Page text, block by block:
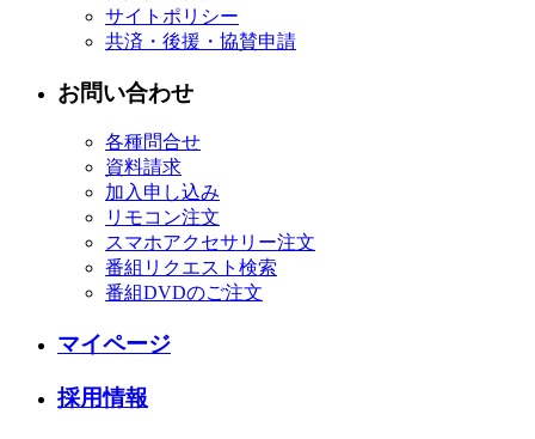
サイトポリシー
共済・後援・協賛申請
お問い合わせ
各種問合せ
資料請求
加入申し込み
リモコン注文
スマホアクセサリー注文
番組リクエスト検索
番組DVDのご注文
マイページ
採用情報